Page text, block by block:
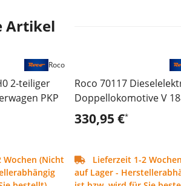
Artikel
2-teiliger
PKP
Wochen (Nicht
Roco
Roco 70117
Doppellokomotive V
DB
330,95 €*
Lieferzeit 1-2
auf Lager -